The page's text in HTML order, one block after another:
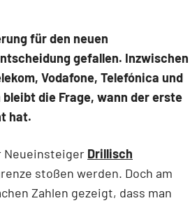
für den neuen
gefallen. Inzwischen
Vodafone, Telefónica und
bleibt die Frage, wann der erste
hat.
Neueinsteiger Drillisch
stoßen werden. Doch am
Zahlen gezeigt, dass man